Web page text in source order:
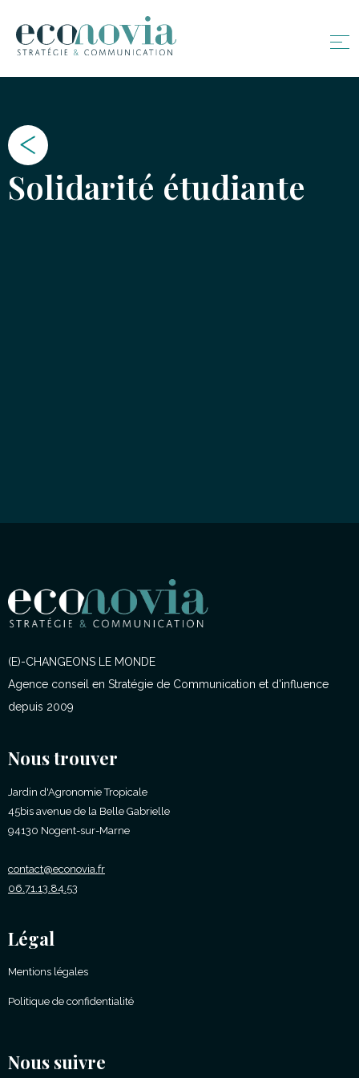
Solidarité étudiante
(E)-CHANGEONS LE MONDE
Agence conseil en Stratégie de Communication et d'influence
depuis 2009
Nous trouver
Jardin d'Agronomie Tropicale
45bis avenue de la Belle Gabrielle
94130 Nogent-sur-Marne
contact@econovia.fr
06.71.13.84.53
Légal
Mentions légales
Politique de confidentialité
Nous suivre